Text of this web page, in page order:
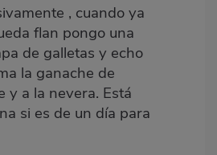
, cuando ya
flan pongo una
de galletas y echo
la ganache de
y a la nevera. Está
si es de un día para